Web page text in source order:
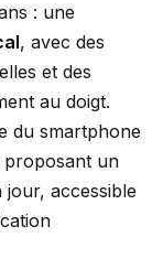
: une
, avec des
et des
au doigt.
du smartphone
proposant un
jour, accessible